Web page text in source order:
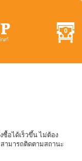
0
อได้เร็วขึ้น ไม่ต้อง
ามารถติดตามสถานะ